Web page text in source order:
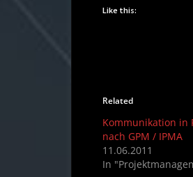
Like this:
Related
Kommunikation in
nach GPM / IPMA
11.06.2011
In